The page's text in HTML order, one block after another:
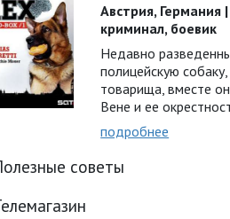
Австрия, Германия
криминал, боевик
Недавно
полицейскую
товарища, вместе
Вене и ее
подробнее
советы